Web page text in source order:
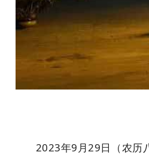
2023年9月29日（农历